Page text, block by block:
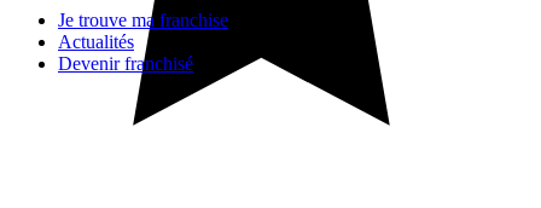
Je trouve ma franchise
Actualités
Devenir franchisé